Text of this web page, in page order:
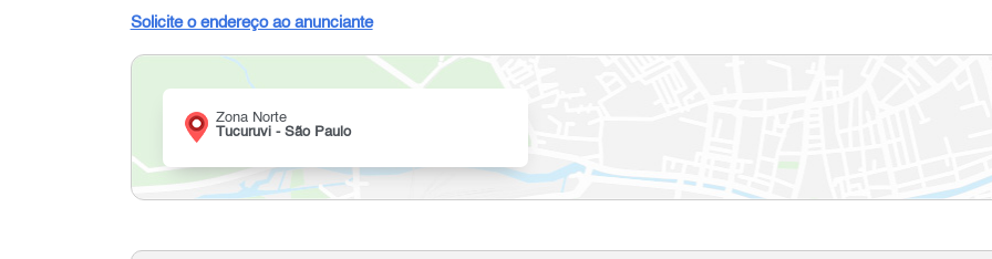
Solicite o endereço ao anunciante
Zona Norte
Tucuruvi - São Paulo